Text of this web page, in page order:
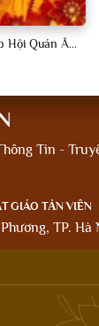
HT Thích Khế Chơn Khai Thị Tại Pháp Hội Quán Âm TTHN Xuân Bính Ngọ 2026 - Chùa Khai Nguyên
Tin -
GIÁO TẢN VIÊN
TP. Hà